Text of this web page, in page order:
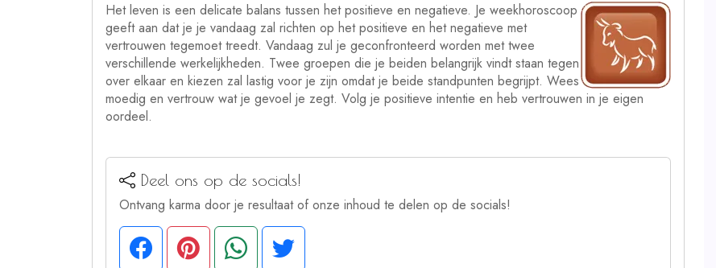
Het leven is een delicate balans tussen het positieve en negatieve. Je weekhoroscoop
geeft aan dat je je vandaag zal richten op het positieve en het negatieve met
vertrouwen tegemoet treedt. Vandaag zul je geconfronteerd worden met twee
verschillende werkelijkheden. Twee groepen die je beiden belangrijk vindt staan tegen
over elkaar en kiezen zal lastig voor je zijn omdat je beide standpunten begrijpt. Wees
moedig en vertrouw wat je gevoel je zegt. Volg je positieve intentie en heb vertrouwen in je eigen
oordeel.
Deel ons op de socials!
Ontvang karma door je resultaat of onze inhoud te delen op de socials!